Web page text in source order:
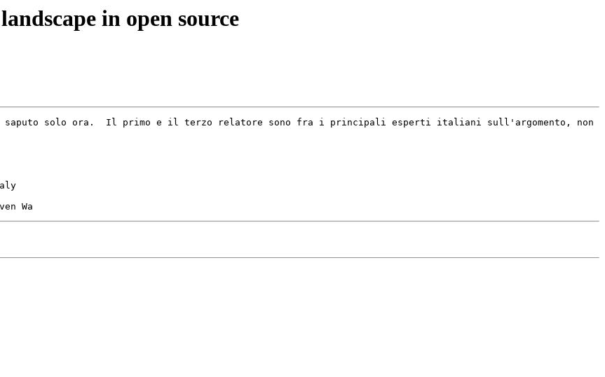
in open source
saputo solo ora.  Il primo e il terzo relatore sono fra i principali esperti italiani sull'argomento, non